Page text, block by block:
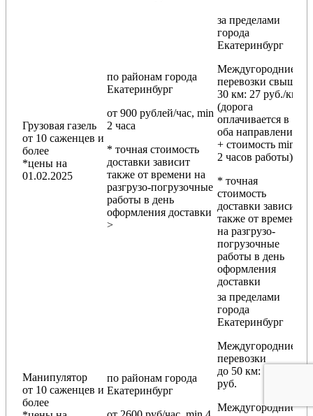
Грузовая газель
от 10 саженцев и
более
*цены на
01.02.2025
по районам города
Екатеринбург
от 900 рублей/час, min
2 часа
* точная стоимость
доставки зависит
также от времени на
разгрузо-погрузочные
работы в день
оформления доставки
>
за пределами
города
Екатеринбург
Междугородние
перевозки свыше
30 км: 27 руб./км
(дорога
оплачивается в
оба направления
+ стоимость min
2 часов работы)
* точная
стоимость
доставки зависит
также от времени
на разгрузо-
погрузочные
работы в день
оформления
доставки
Манипулятор
от 10 саженцев и
более
по районам города
Екатеринбург
за пределами
города
Екатеринбург
Междугородние
перевозки
до 50 км: 18 000
руб.
Междугородние